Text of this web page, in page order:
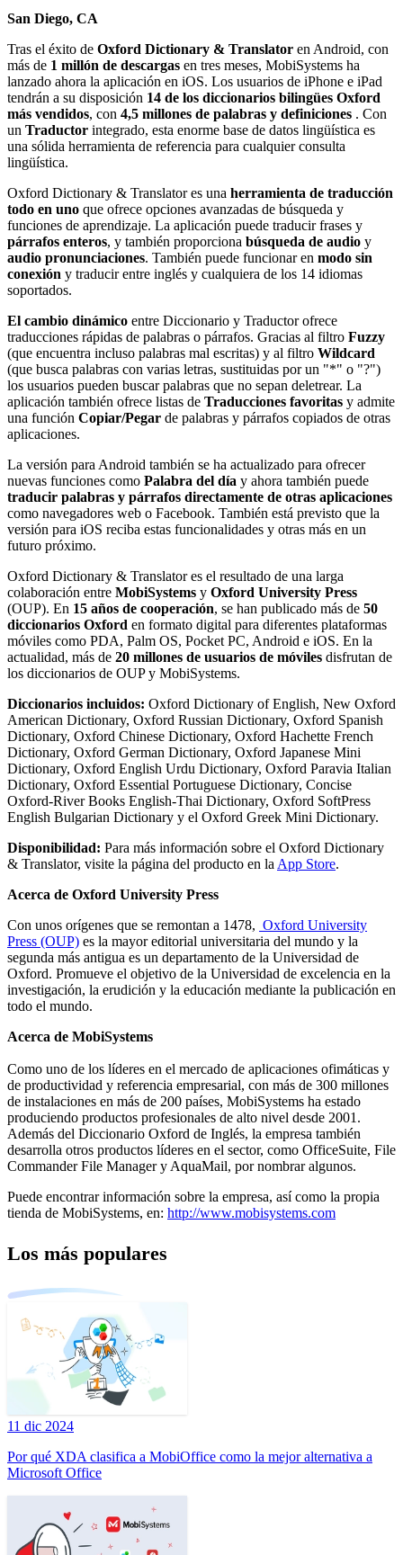
San Diego, CA
Tras el éxito de Oxford Dictionary & Translator en Android, con
más de 1 millón de descargas en tres meses, MobiSystems ha
lanzado ahora la aplicación en iOS. Los usuarios de iPhone e iPad
tendrán a su disposición 14 de los diccionarios bilingües Oxford
más vendidos, con 4,5 millones de palabras y definiciones . Con
un Traductor integrado, esta enorme base de datos lingüística es
una sólida herramienta de referencia para cualquier consulta
lingüística.
Oxford Dictionary & Translator es una herramienta de traducción
todo en uno que ofrece opciones avanzadas de búsqueda y
funciones de aprendizaje. La aplicación puede traducir frases y
párrafos enteros, y también proporciona búsqueda de audio y
audio pronunciaciones. También puede funcionar en modo sin
conexión y traducir entre inglés y cualquiera de los 14 idiomas
soportados.
El cambio dinámico entre Diccionario y Traductor ofrece
traducciones rápidas de palabras o párrafos. Gracias al filtro Fuzzy
(que encuentra incluso palabras mal escritas) y al filtro Wildcard
(que busca palabras con varias letras, sustituidas por un "*" o "?")
los usuarios pueden buscar palabras que no sepan deletrear. La
aplicación también ofrece listas de Traducciones favoritas y admite
una función Copiar/Pegar de palabras y párrafos copiados de otras
aplicaciones.
La versión para Android también se ha actualizado para ofrecer
nuevas funciones como Palabra del día y ahora también puede
traducir palabras y párrafos directamente de otras aplicaciones
como navegadores web o Facebook. También está previsto que la
versión para iOS reciba estas funcionalidades y otras más en un
futuro próximo.
Oxford Dictionary & Translator es el resultado de una larga
colaboración entre MobiSystems y Oxford University Press
(OUP). En 15 años de cooperación, se han publicado más de 50
diccionarios Oxford en formato digital para diferentes plataformas
móviles como PDA, Palm OS, Pocket PC, Android e iOS. En la
actualidad, más de 20 millones de usuarios de móviles disfrutan de
los diccionarios de OUP y MobiSystems.
Diccionarios incluidos: Oxford Dictionary of English, New Oxford
American Dictionary, Oxford Russian Dictionary, Oxford Spanish
Dictionary, Oxford Chinese Dictionary, Oxford Hachette French
Dictionary, Oxford German Dictionary, Oxford Japanese Mini
Dictionary, Oxford English Urdu Dictionary, Oxford Paravia Italian
Dictionary, Oxford Essential Portuguese Dictionary, Concise
Oxford-River Books English-Thai Dictionary, Oxford SoftPress
English Bulgarian Dictionary y el Oxford Greek Mini Dictionary.
Disponibilidad: Para más información sobre el Oxford Dictionary
& Translator, visite la página del producto en la App Store.
Acerca de Oxford University Press
Con unos orígenes que se remontan a 1478, Oxford University
Press (OUP) es la mayor editorial universitaria del mundo y la
segunda más antigua es un departamento de la Universidad de
Oxford. Promueve el objetivo de la Universidad de excelencia en la
investigación, la erudición y la educación mediante la publicación en
todo el mundo.
Acerca de MobiSystems
Como uno de los líderes en el mercado de aplicaciones ofimáticas y
de productividad y referencia empresarial, con más de 300 millones
de instalaciones en más de 200 países, MobiSystems ha estado
produciendo productos profesionales de alto nivel desde 2001.
Además del Diccionario Oxford de Inglés, la empresa también
desarrolla otros productos líderes en el sector, como OfficeSuite, File
Commander File Manager y AquaMail, por nombrar algunos.
Puede encontrar información sobre la empresa, así como la propia
tienda de MobiSystems, en: http://www.mobisystems.com
Los más populares
11 dic 2024
Por qué XDA clasifica a MobiOffice como la mejor alternativa a
Microsoft Office